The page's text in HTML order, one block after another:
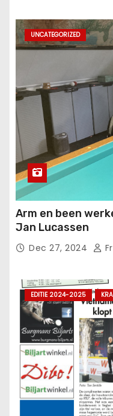
UNCATEGORIZED
Arm en been
Jan Lucassen
Dec 27, 2024
EDITIE 2024-2025